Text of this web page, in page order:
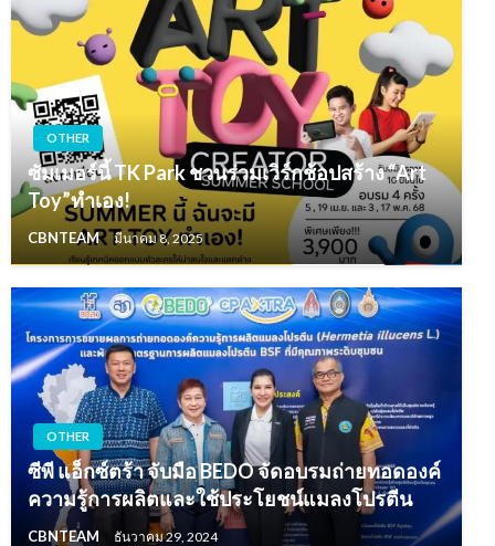
OTHER
ซัมเมอร์นี้ TK Park ชวนร่วมเวิร์กช้อปสร้าง “Art
Toy”ทำเอง!
CBNTEAM มีนาคม 8, 2025
OTHER
ซีพี แอ็กซ์ตร้า จับมือ BEDO จัดอบรมถ่ายทอดองค์
ความรู้การผลิตและใช้ประโยชน์แมลงโปรตีน
CBNTEAM ธันวาคม 29, 2024